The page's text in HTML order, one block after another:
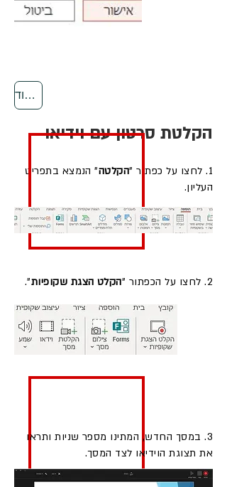
חזרה לראש העמוד
הקלטת סרטון עם וידיאו
1. לחצו על כפתור " הקלטה" הנמצא בתפריט
העליון.
2. לחצו על הכפתור " הקלט הצגת שקופיות".
3. במסך החדש, המתינו מספר שניות ותראו
את תצוגת הוידיאו לצד המסך.